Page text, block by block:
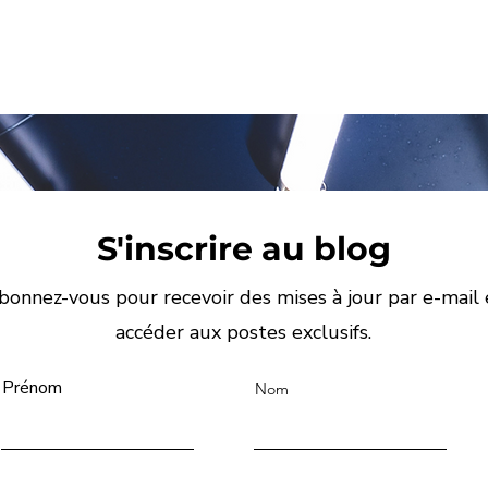
S'inscrire au blog
vous pour recevoir des mises à jour par e-mail
accéder aux postes exclusifs.
Prénom Nom